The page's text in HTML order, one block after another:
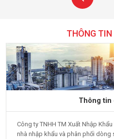
THÔNG
Thông tin
Công ty TNHH TM Xuất Nhập
nhà nhập khẩu và phân phối